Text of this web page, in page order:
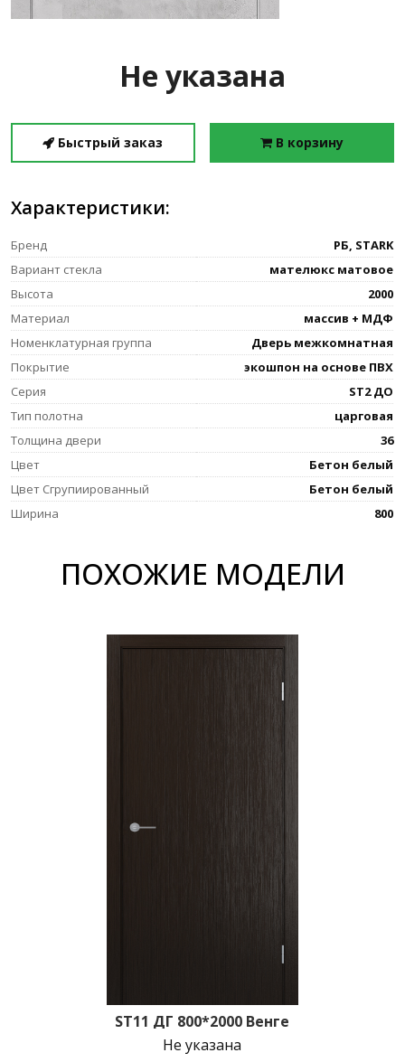
Не указана
Быстрый заказ В корзину
Характеристики:
Бренд
РБ, STARK
Вариант стекла
мателюкс матовое
Высота
2000
Материал
массив + МДФ
Номенклатурная группа
Дверь межкомнатная
Покрытие
экошпон на основе ПВХ
Серия
ST2 ДО
Тип полотна
царговая
Толщина двери
36
Цвет
Бетон белый
Цвет Сгрупиированный
Бетон белый
Ширина
800
ПОХОЖИЕ МОДЕЛИ
ST11 ДГ 800*2000 Венге
Не указана